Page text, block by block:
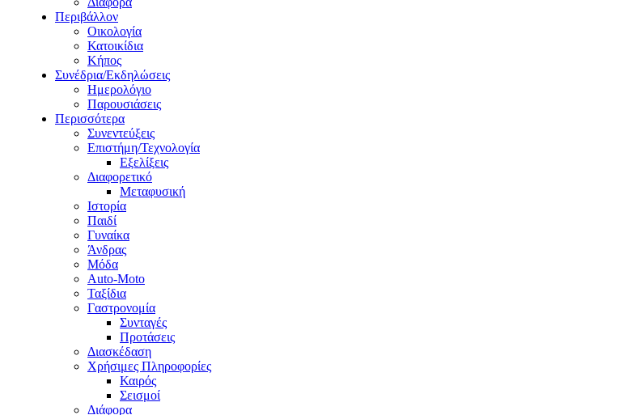
Περιβάλλον
Οικολογία
Κατοικίδια
Κήπος
Συνέδρια/Εκδηλώσεις
Ημερολόγιο
Παρουσιάσεις
Περισσότερα
Συνεντεύξεις
Επιστήμη/Τεχνολογία
Εξελίξεις
Διαφορετικό
Μεταφυσική
Ιστορία
Παιδί
Γυναίκα
Άνδρας
Μόδα
Auto-Moto
Ταξίδια
Γαστρονομία
Συνταγές
Προτάσεις
Διασκέδαση
Χρήσιμες Πληροφορίες
Καιρός
Σεισμοί
Διάφορα